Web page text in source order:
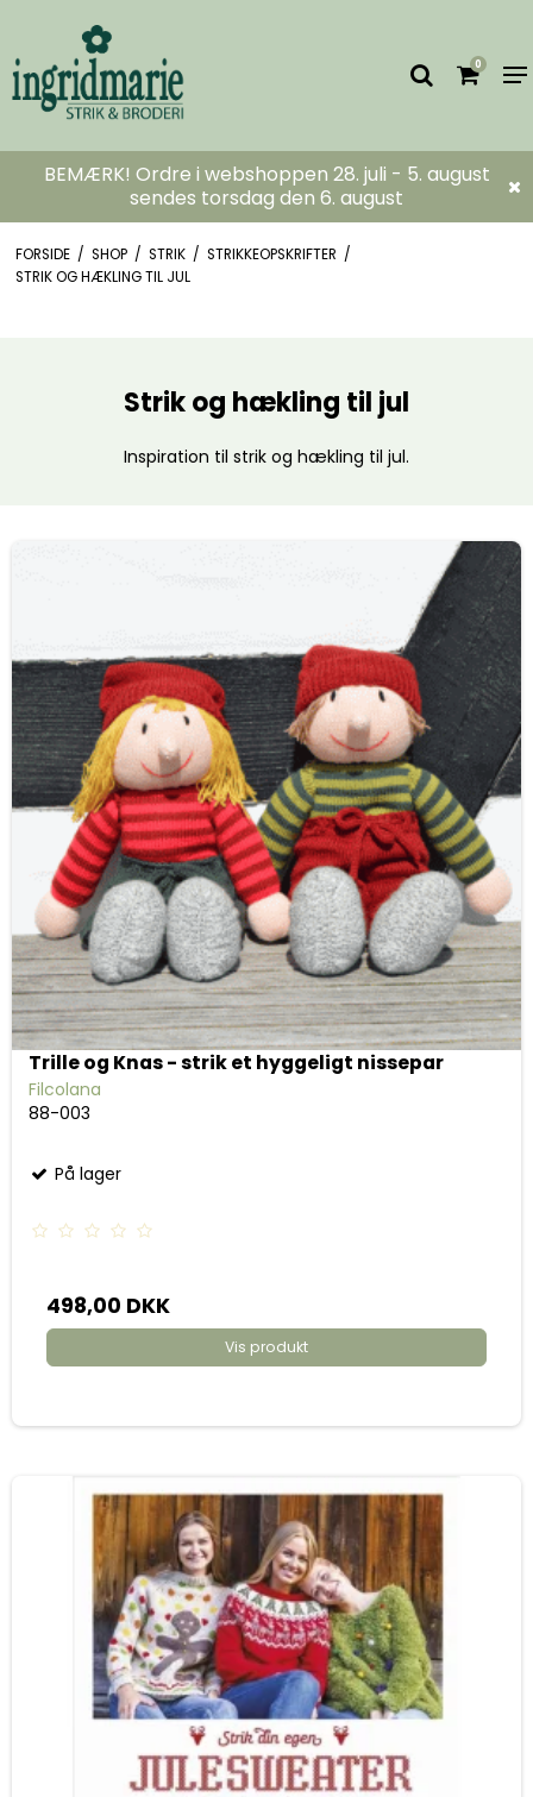
0
BEMÆRK! Ordre i webshoppen 28. juli - 5. august
sendes torsdag den 6. august
FORSIDE / SHOP / STRIK / STRIKKEOPSKRIFTER /
STRIK OG HÆKLING TIL JUL
Strik og hækling til jul
Inspiration til strik og hækling til jul.
Trille og Knas - strik et hyggeligt nissepar
Filcolana
88-003
På lager
498,00 DKK
Vis produkt